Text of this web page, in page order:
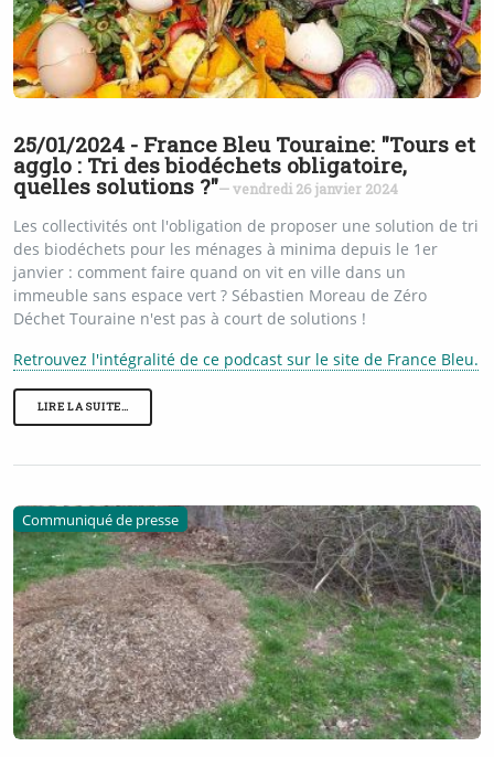
25/01/2024 - France Bleu Touraine: "Tours et
agglo : Tri des biodéchets obligatoire,
quelles solutions ?"— vendredi 26 janvier 2024
Les collectivités ont l'obligation de proposer une solution de tri
des biodéchets pour les ménages à minima depuis le 1er
janvier : comment faire quand on vit en ville dans un
immeuble sans espace vert ? Sébastien Moreau de Zéro
Déchet Touraine n'est pas à court de solutions !
Retrouvez l'intégralité de ce podcast sur le site de France Bleu.
LIRE LA SUITE…
Communiqué de presse